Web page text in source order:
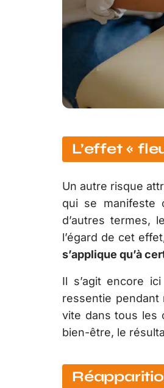
L’effet «
Un autre risque
qui se manifeste
d’autres termes,
l’égard de cet
s’applique qu’à
Il s’agit encore ici
ressentie
vite dans tous les
bien-être, le